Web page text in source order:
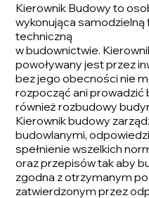
Kierownik Budowy to
wykonująca samodzielną
techniczną
w budownictwie.
powoływany jest przez
bez jego obecności nie
rozpocząć ani prowadzić
również rozbudowy
Kierownik budowy
budowlanymi,
spełnienie wszelkich
oraz przepisów tak aby
zgodna z otrzymanym
zatwierdzonym przez